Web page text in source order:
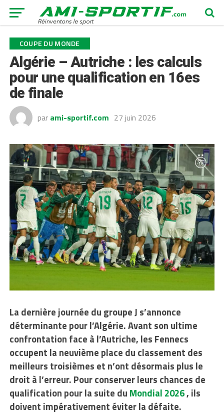
COUPE DU MONDE
Algérie – Autriche : les calculs
pour une qualification en 16es
de finale
par ami-sportif.com 27 juin 2026
La dernière journée du groupe J s’annonce
déterminante pour l’Algérie. Avant son ultime
confrontation face à l’Autriche, les Fennecs
occupent la neuvième place du classement des
meilleurs troisièmes et n’ont désormais plus le
droit à l’erreur. Pour conserver leurs chances de
qualification pour la suite du Mondial 2026, ils
doivent impérativement éviter la défaite.